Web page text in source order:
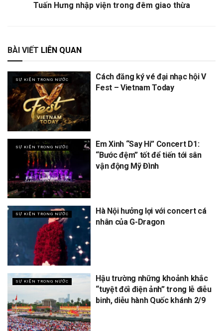
Tuấn Hưng nhập viện trong đêm giao thừa
BÀI VIẾT LIÊN QUAN
SỰ KIỆN TRONG NƯỚC
Cách đăng ký vé đại nhạc hội V
Fest – Vietnam Today
SỰ KIỆN TRONG NƯỚC
Em Xinh “Say Hi” Concert D1:
“Bước đệm” tốt để tiến tới sân
vận động Mỹ Đình
SỰ KIỆN TRONG NƯỚC
Hà Nội hưởng lợi với concert cá
nhân của G-Dragon
SỰ KIỆN TRONG NƯỚC
Hậu trường những khoảnh khắc
“tuyệt đối điện ảnh” trong lễ diễu
binh, diễu hành Quốc khánh 2/9